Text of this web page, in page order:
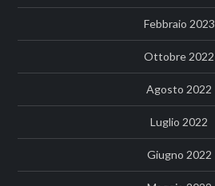
Febbraio 2023
Ottobre 2022
Agosto 2022
Luglio 2022
Giugno 2022